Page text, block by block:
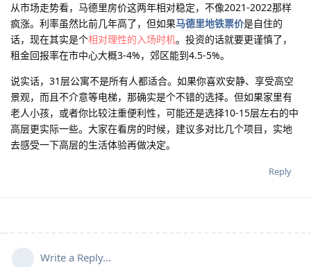
从市场走势看，马德里房价这两年相对稳定，不像2021-2022那样
疯涨。利率虽然比前几年高了，但如果马德里地铁票价是自住的
话，现在其实是个相对理性的入场时机。投资的话就要更谨慎了，
租金回报率在市中心大概3-4%，郊区能到4.5-5%。
说实话，31层公寓不是所有人都适合。如果你喜欢安静、享受高空
景观，而且不介意等电梯，那确实是个不错的选择。但如果家里有
老人小孩，或者你比较注重便利性，可能还是选择10-15层左右的中
高层更实际一些。大家在看房的时候，建议多对比几个项目，实地
去感受一下高层的生活体验再做决定。
Reply
Write a Reply...